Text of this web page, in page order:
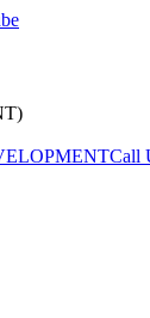
Call